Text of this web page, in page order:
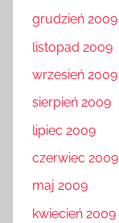
grudzień 2009
listopad 2009
wrzesień 2009
sierpień 2009
lipiec 2009
czerwiec 2009
maj 2009
kwiecień 2009